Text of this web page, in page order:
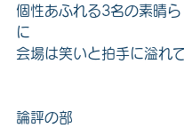
個性あふれる3名の素晴
に
会場は笑いと拍手に溢れ
論評の部